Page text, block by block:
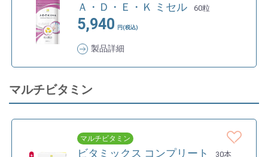
Ａ・Ｄ・Ｅ・Ｋ ミセル 60粒
5,940 円(税込)
製品詳細
マルチビタミン
マルチビタミン
ビタミックス コンプリート 30本